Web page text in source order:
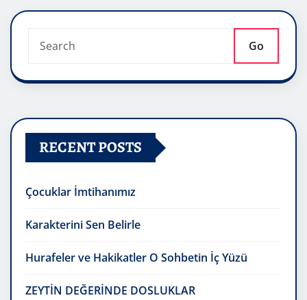
Go
RECENT POSTS
Çocuklar İmtihanımız
Karakterini Sen Belirle
Hurafeler ve Hakikatler O Sohbetin İç Yüzü
ZEYTİN DEĞERİNDE DOSLUKLAR